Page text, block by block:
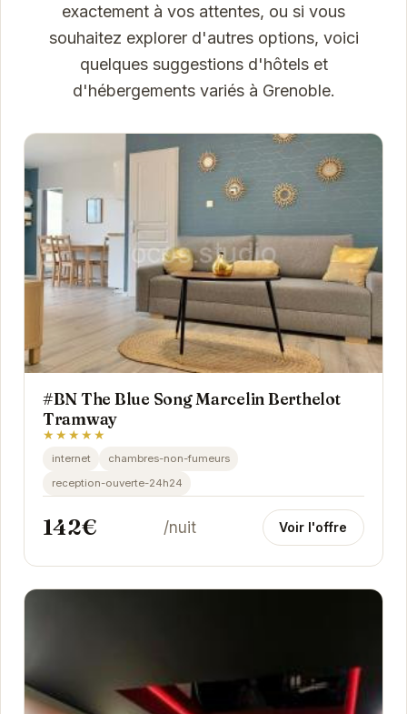
exactement à vos attentes, ou si vous
souhaitez explorer d'autres options, voici
quelques suggestions d'hôtels et
d'hébergements variés à Grenoble.
#BN The Blue Song Marcelin Berthelot
Tramway
★★★★★
internet
chambres-non-fumeurs
reception-ouverte-24h24
142€ /nuit Voir l'offre